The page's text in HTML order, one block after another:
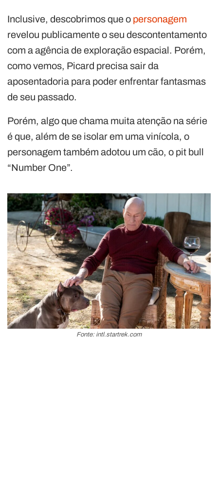
Inclusive, descobrimos que o personagem
revelou publicamente o seu descontentamento
com a agência de exploração espacial. Porém,
como vemos, Picard precisa sair da
aposentadoria para poder enfrentar fantasmas
de seu passado.
Porém, algo que chama muita atenção na série
é que, além de se isolar em uma vinícola, o
personagem também adotou um cão, o pit bull
“Number One”.
Fonte: intl.startrek.com